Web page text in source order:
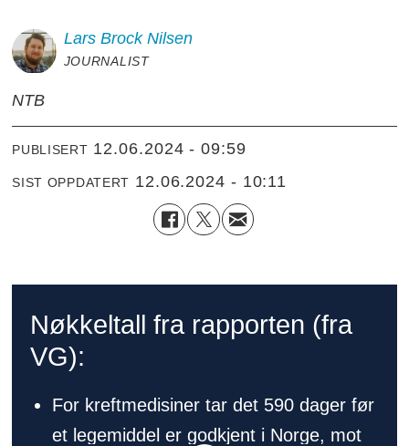
Lars Brock Nilsen
JOURNALIST
NTB
PUBLISERT 12.06.2024 - 09:59
SIST OPPDATERT 12.06.2024 - 10:11
Nøkkeltall fra rapporten (fra
VG):
For kreftmedisiner tar det 590 dager før
et legemiddel er godkjent i Norge, mot